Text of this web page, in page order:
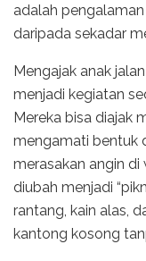
adalah
daripada sekadar
Mengajak anak
menjadi kegiatan
Mereka bisa diajak
mengamati bentuk
merasakan angin di
diubah menjadi
rantang, kain alas,
kantong kosong